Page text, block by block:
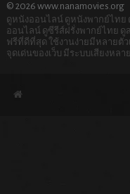
© 2026 www.nanamovies.org
ดูหนังออนไลน์ ดูหนังพากย์ไทย
ออนไลน์ ดูซีรีส์ฝรั่งพากย์ไทย ดู
ฟรีที่ดีที่สุด ใช้งานง่ายมีหลายตั
จุดเด่นของเว็บ มีระบบเสียงหล